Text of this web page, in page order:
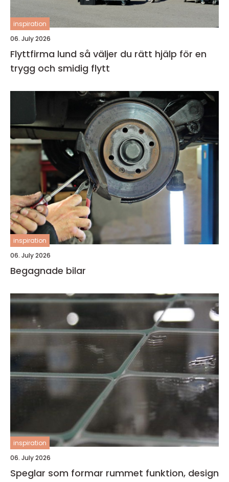
inspiration
06. July 2026
Flyttfirma lund så väljer du rätt hjälp för en
trygg och smidig flytt
inspiration
06. July 2026
Begagnade bilar
inspiration
06. July 2026
Speglar som formar rummet funktion, design